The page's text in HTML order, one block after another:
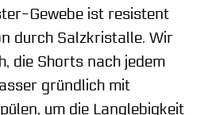
Gewebe ist resistent
durch Salzkristalle. Wir
die Shorts nach jedem
gründlich mit
um die Langlebigkeit